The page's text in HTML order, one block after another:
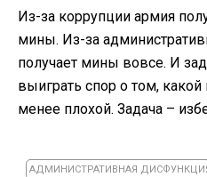
Из-за коррупции армия
мины. Из-за
получает мины вовсе. И
выиграть спор о том, какой
менее плохой. Задача –
АДМИНИСТРАТИВНАЯ